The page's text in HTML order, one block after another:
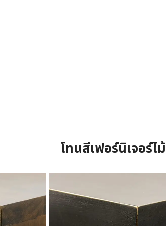
โทนสีเฟอร์นิเจอร์ไม้